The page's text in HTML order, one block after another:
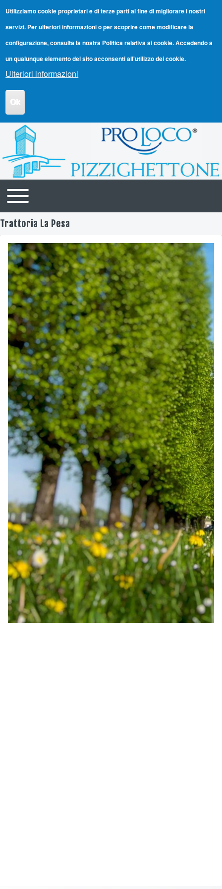
Utilizziamo cookie proprietari e di terze parti al fine di migliorare i nostri
servizi. Per ulteriori informazioni o per scoprire come modificare la
configurazione, consulta la nostra Politica relativa ai cookie. Accedendo a
un qualunque elemento del sito acconsenti all'utilizzo dei cookie.
Ulteriori informazioni
Ok
Navigazione principale
Toggle main menu
Trattoria La Pesa